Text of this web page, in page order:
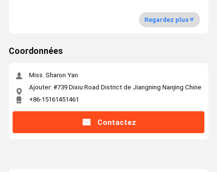
Regardez plus
Coordonnées
Miss. Sharon Yan
Ajouter: #739 Dixiu Road District de Jiangning Nanjing Chine
+86-15161451461
Contactez